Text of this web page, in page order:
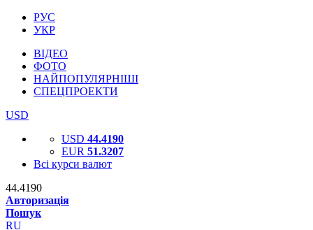
РУС
УКР
ВІДЕО
ФОТО
НАЙПОПУЛЯРНІШІ
СПЕЦПРОЕКТИ
USD
USD 44.4190
EUR 51.3207
Всі курси валют
44.4190
Авторизація
Пошук
RU